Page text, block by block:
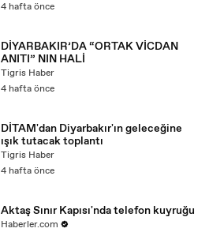
4 hafta önce
DİYARBAKIR’DA “ORTAK VİCDAN
ANITI” NIN HALİ
Tigris Haber
4 hafta önce
DİTAM'dan Diyarbakır'ın geleceğine
ışık tutacak toplantı
Tigris Haber
4 hafta önce
Aktaş Sınır Kapısı'nda telefon kuyruğu
Haberler.com